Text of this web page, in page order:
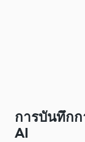
การบันทึกก
AI